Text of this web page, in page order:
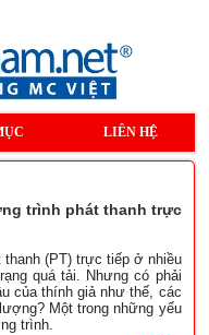
LIÊN HỆ
trình phát thanh trực
(PT) trực tiếp ở nhiều
quá tải. Nhưng có phải
của thính giả như thế, các
Một trong những yếu
trình.